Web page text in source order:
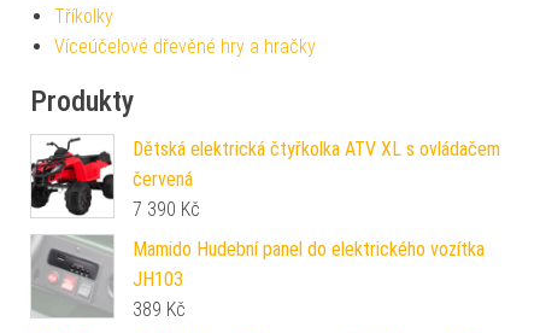
Tříkolky
Víceúčelové dřevěné hry a hračky
Produkty
Dětská elektrická čtyřkolka ATV XL s ovládačem
červená
7 390 Kč
Mamido Hudební panel do elektrického vozítka
JH103
389 Kč